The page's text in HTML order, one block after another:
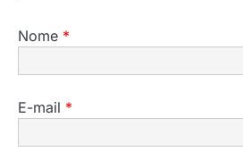
Nome *
E-mail *